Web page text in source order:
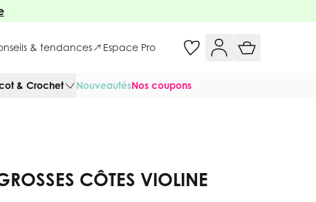
& tendances Espace Pro
& Crochet NouveautésNos coupons
CÔTES VIOLINE